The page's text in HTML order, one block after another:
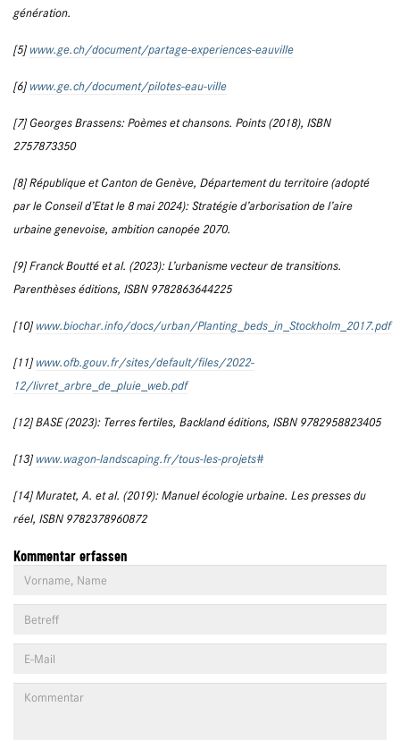
génération.
[5] www.ge.ch/document/partage-experiences-eauville
[6] www.ge.ch/document/pilotes-eau-ville
[7] Georges Brassens: Poèmes et chansons. Points (2018), ISBN
2757873350
[8] République et Canton de Genève, Département du territoire (adopté
par le Conseil d’Etat le 8 mai 2024): Stratégie d’arborisation de l’aire
urbaine genevoise, ambition canopée 2070.
[9] Franck Boutté et al. (2023): L’urbanisme vecteur de transitions.
Parenthèses éditions, ISBN 9782863644225
[10] www.biochar.info/docs/urban/Planting_beds_in_Stockholm_2017.pdf
[11] www.ofb.gouv.fr/sites/default/files/2022-
12/livret_arbre_de_pluie_web.pdf
[12] BASE (2023): Terres fertiles, Backland éditions, ISBN 9782958823405
[13] www.wagon-landscaping.fr/tous-les-projets#
[14] Muratet, A. et al. (2019): Manuel écologie urbaine. Les presses du
réel, ISBN 9782378960872
Kommentar erfassen